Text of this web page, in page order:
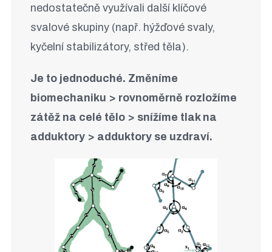
nedostatečně využívali další klíčové
svalové skupiny (např. hýžďové svaly,
kyčelní stabilizátory, střed těla).
Je to jednoduché. Změníme
biomechaniku > rovnoměrně rozložíme
zátěž na celé tělo > snížíme tlak na
adduktory > adduktory se uzdraví.